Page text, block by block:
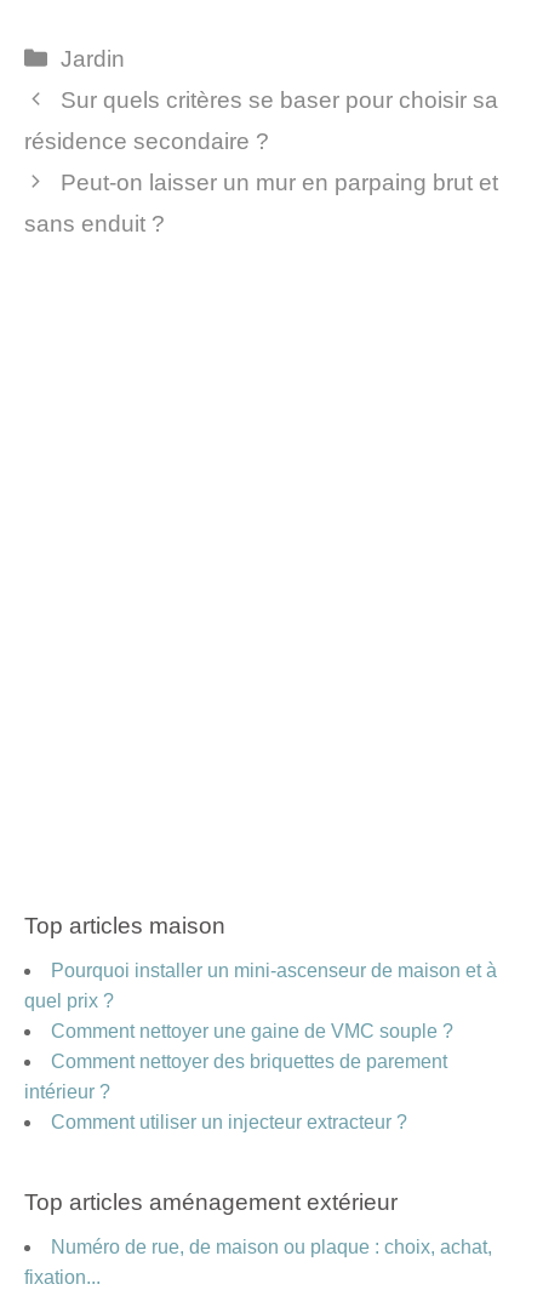
Catégories
Jardin
Sur quels critères se baser pour choisir sa
résidence secondaire ?
Peut-on laisser un mur en parpaing brut et
sans enduit ?
Top articles maison
Pourquoi installer un mini-ascenseur de maison et à
quel prix ?
Comment nettoyer une gaine de VMC souple ?
Comment nettoyer des briquettes de parement
intérieur ?
Comment utiliser un injecteur extracteur ?
Top articles aménagement extérieur
Numéro de rue, de maison ou plaque : choix, achat,
fixation...